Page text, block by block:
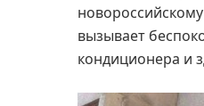
вызывает
кондиционера и